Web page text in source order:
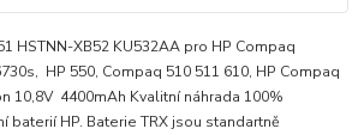
HSTNN-XB52 KU532AA pro HP Compaq
HP 550, Compaq 510 511 610, HP Compaq
10,8V 4400mAh Kvalitní náhrada 100%
baterií HP. Baterie TRX jsou standartně